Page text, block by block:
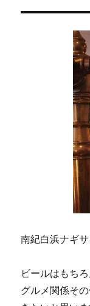
ン
南紀白浜ナギサ
ビールはもち
グルメ関係そ